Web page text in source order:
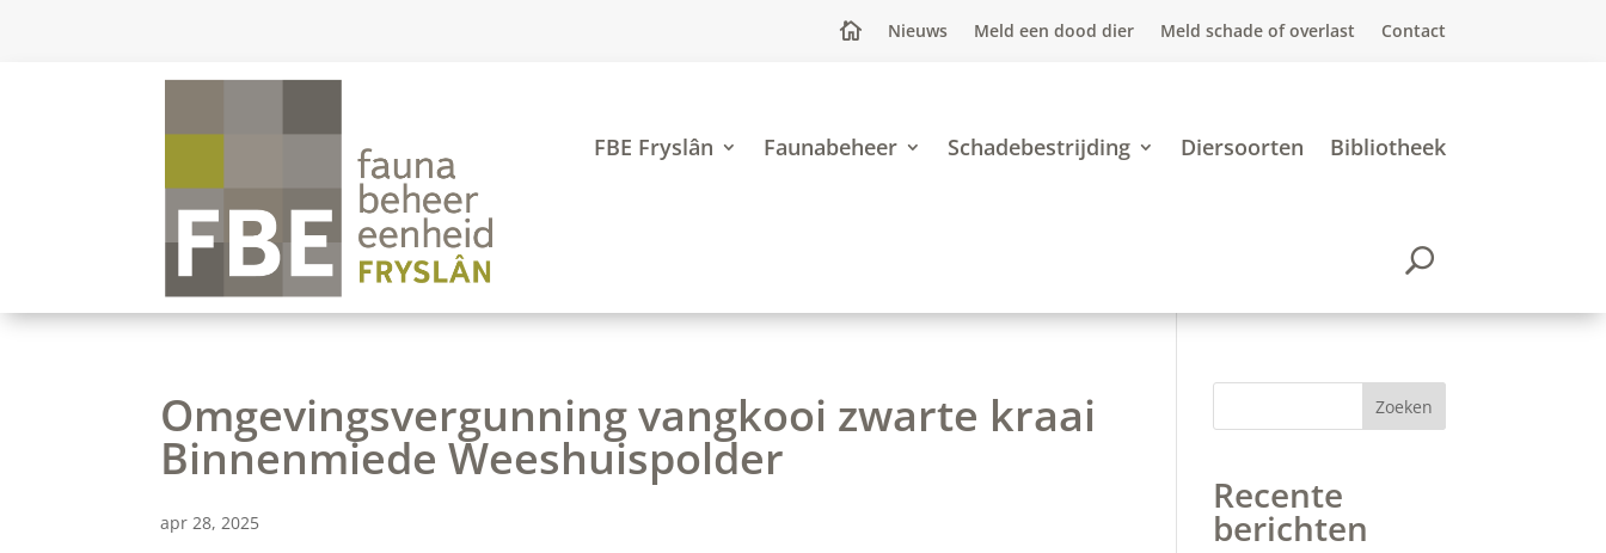
 Nieuws Meld een dood dier Meld schade of overlast Contact
FBE Fryslân Faunabeheer Schadebestrijding Diersoorten Bibliotheek
Omgevingsvergunning vangkooi zwarte kraai
Binnenmiede Weeshuispolder
apr 28, 2025
Zoeken
Recente
berichten